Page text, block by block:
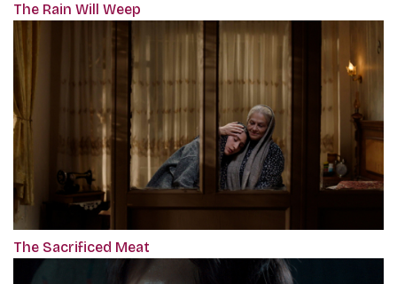
The Rain Will Weep
The Sacrificed Meat